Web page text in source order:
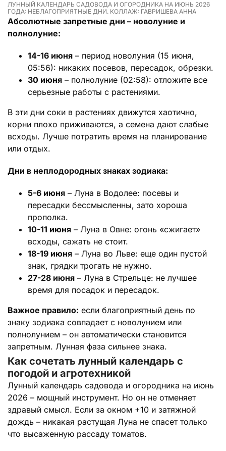
ЛУННЫЙ КАЛЕНДАРЬ САДОВОДА И ОГОРОДНИКА НА ИЮНЬ 2026
ГОДА: НЕБЛАГОПРИЯТНЫЕ ДНИ. КОЛЛАЖ: ГАВРИШЕВА АННА
Абсолютные запретные дни – новолуние и
полнолуние:
14-16 июня – период новолуния (15 июня,
05:56): никаких посевов, пересадок, обрезки.
30 июня – полнолуние (02:58): отложите все
серьезные работы с растениями.
В эти дни соки в растениях движутся хаотично,
корни плохо приживаются, а семена дают слабые
всходы. Лучше потратить время на планирование
или отдых.
Дни в неплодородных знаках зодиака:
5-6 июня – Луна в Водолее: посевы и
пересадки бессмысленны, зато хороша
прополка.
10-11 июня – Луна в Овне: огонь «сжигает»
всходы, сажать не стоит.
18-19 июня – Луна во Льве: еще один пустой
знак, грядки трогать не нужно.
27-28 июня – Луна в Стрельце: не лучшее
время для посадок и пересадок.
Важное правило: если благоприятный день по
знаку зодиака совпадает с новолунием или
полнолунием – он автоматически становится
запретным. Лунная фаза сильнее знака.
Как сочетать лунный календарь с
погодой и агротехникой
Лунный календарь садовода и огородника на июнь
2026 – мощный инструмент. Но он не отменяет
здравый смысл. Если за окном +10 и затяжной
дождь – никакая растущая Луна не спасет только
что высаженную рассаду томатов.